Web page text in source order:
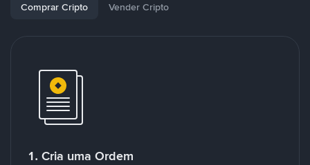
Comprar Cripto Vender Cripto
1. Cria uma Ordem